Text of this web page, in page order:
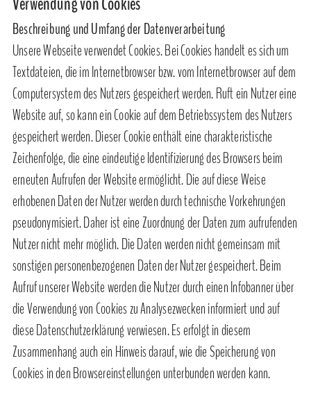
Beschreibung und Umfang der Datenverarbeitung
Unsere Webseite verwendet Cookies. Bei Cookies handelt es sich um
Textdateien, die im Internetbrowser bzw. vom Internetbrowser auf dem
Computersystem des Nutzers gespeichert werden. Ruft ein Nutzer eine
Website auf, so kann ein Cookie auf dem Betriebssystem des Nutzers
gespeichert werden. Dieser Cookie enthält eine charakteristische
Zeichenfolge, die eine eindeutige Identifizierung des Browsers beim
erneuten Aufrufen der Website ermöglicht. Die auf diese Weise
erhobenen Daten der Nutzer werden durch technische Vorkehrungen
pseudonymisiert. Daher ist eine Zuordnung der Daten zum aufrufenden
Nutzer nicht mehr möglich. Die Daten werden nicht gemeinsam mit
sonstigen personenbezogenen Daten der Nutzer gespeichert. Beim
Aufruf unserer Website werden die Nutzer durch einen Infobanner über
die Verwendung von Cookies zu Analysezwecken informiert und auf
diese Datenschutzerklärung verwiesen. Es erfolgt in diesem
Zusammenhang auch ein Hinweis darauf, wie die Speicherung von
Cookies in den Browsereinstellungen unterbunden werden kann.